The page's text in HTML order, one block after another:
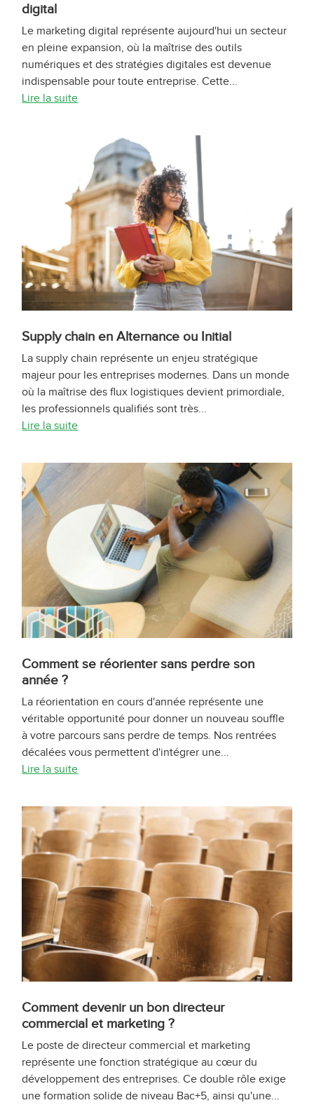
digital
Le marketing digital représente aujourd'hui un secteur
en pleine expansion, où la maîtrise des outils
numériques et des stratégies digitales est devenue
indispensable pour toute entreprise. Cette...
Lire la suite
Supply chain en Alternance ou Initial
La supply chain représente un enjeu stratégique
majeur pour les entreprises modernes. Dans un monde
où la maîtrise des flux logistiques devient primordiale,
les professionnels qualifiés sont très...
Lire la suite
Comment se réorienter sans perdre son
année ?
La réorientation en cours d'année représente une
véritable opportunité pour donner un nouveau souffle
à votre parcours sans perdre de temps. Nos rentrées
décalées vous permettent d'intégrer une...
Lire la suite
Comment devenir un bon directeur
commercial et marketing ?
Le poste de directeur commercial et marketing
représente une fonction stratégique au cœur du
développement des entreprises. Ce double rôle exige
une formation solide de niveau Bac+5, ainsi qu'une...